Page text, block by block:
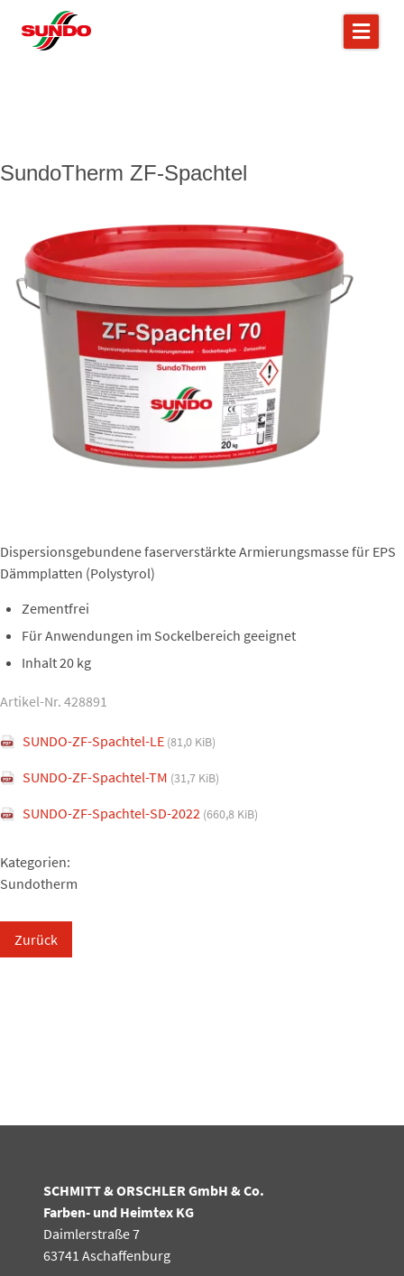
SundoTherm ZF-Spachtel
Dispersionsgebundene faserverstärkte Armierungsmasse für EPS
Dämmplatten (Polystyrol)
Zementfrei
Für Anwendungen im Sockelbereich geeignet
Inhalt 20 kg
Artikel-Nr. 428891
SUNDO-ZF-Spachtel-LE (81,0 KiB)
SUNDO-ZF-Spachtel-TM (31,7 KiB)
SUNDO-ZF-Spachtel-SD-2022 (660,8 KiB)
Kategorien:
Sundotherm
Zurück
SCHMITT & ORSCHLER GmbH & Co.
Farben- und Heimtex KG
Daimlerstraße 7
63741 Aschaffenburg